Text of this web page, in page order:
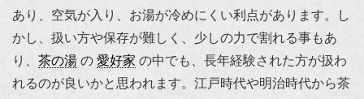
あり、空気が入り、お湯が冷めにくい利点があります。し
かし、扱い方や保存が難しく、少しの力で割れる事もあ
り、 茶の湯 の 愛好家 の中でも、長年経験された方が扱わ
れるのが良いかと思われます。江戸時代や明治時代から茶